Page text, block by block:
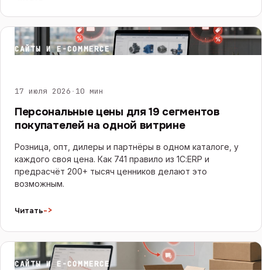
САЙТЫ И E-COMMERCE
17 июля 2026 · 10 мин
Персональные цены для 19 сегментов
покупателей на одной витрине
Розница, опт, дилеры и партнёры в одном каталоге, у
каждого своя цена. Как 741 правило из 1С:ERP и
предрасчёт 200+ тысяч ценников делают это
возможным.
Читать->
САЙТЫ И E-COMMERCE